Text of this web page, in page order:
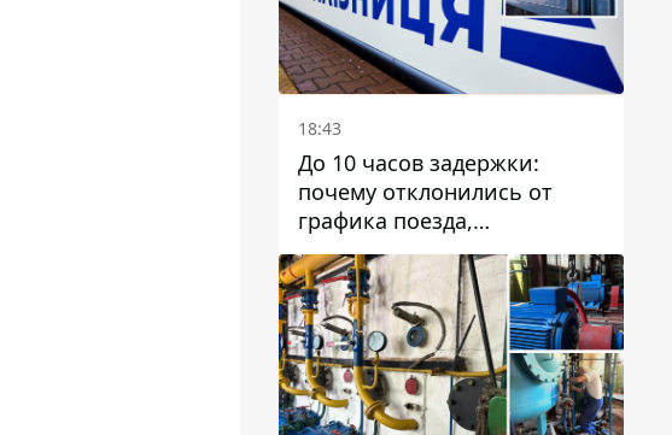
18:43
До 10 часов задержки:
почему отклонились от
графика поезда,
курсирующие через Днепр
и область